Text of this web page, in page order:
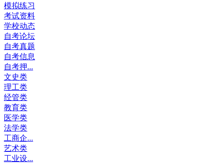
模拟练习
考试资料
学校动态
自考论坛
自考真题
自考信息
自考押...
文史类
理工类
经管类
教育类
医学类
法学类
工商企...
艺术类
工业设...